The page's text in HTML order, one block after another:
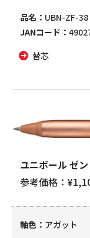
品名 UBN-ZF-38
JANコード
替芯
ユニボール ゼ
参考価格：
軸色 アガット